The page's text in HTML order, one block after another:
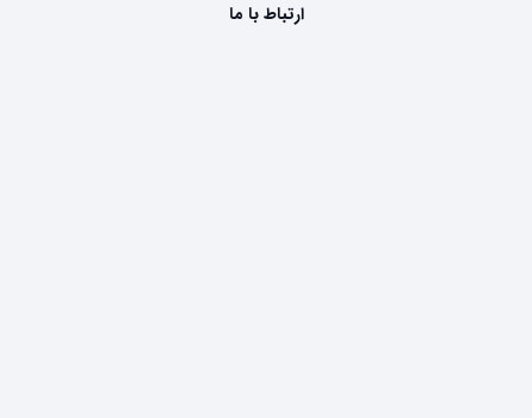
ارتباط با ما